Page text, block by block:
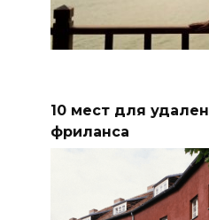
10 мест для
фриланса